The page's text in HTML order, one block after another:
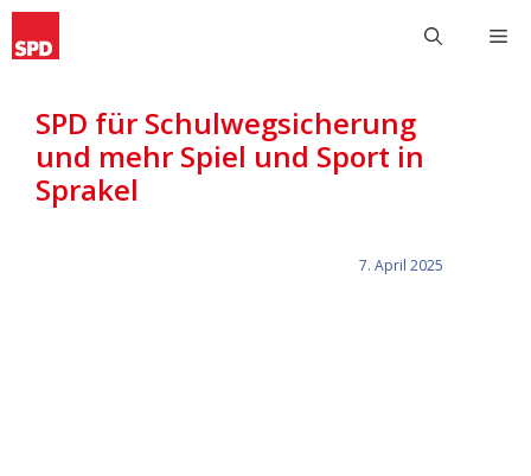
Zum
Inhalt
SPD für Schulwegsicherung
und mehr Spiel und Sport in
Sprakel
7. April 2025